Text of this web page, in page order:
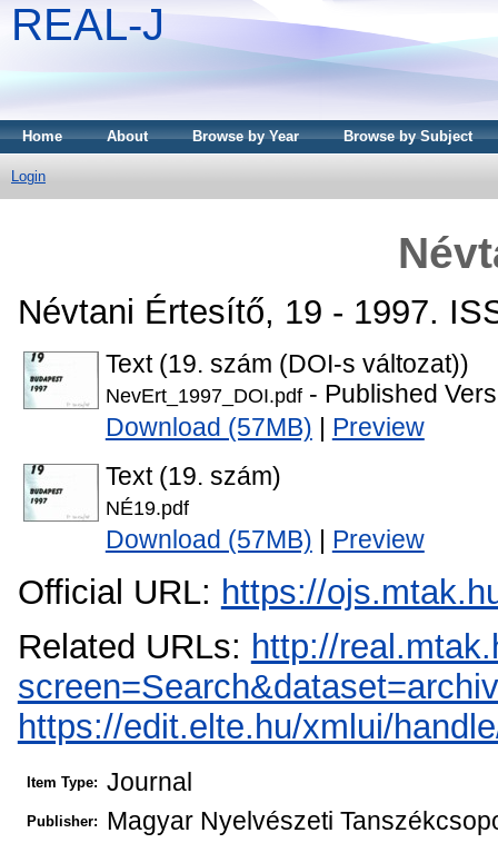
REAL-J
Home About Browse by Year Browse by Subject
Login
Névtani Értesítő, 19 - 1997.
Text (19. szám (DOI-s változat))
NevErt_1997_DOI.pdf- Published
Download (57MB)
Preview
Text (19. szám)
NÉ19.pdf
Download (57MB) Preview
Official URL: https://
Related URLs: http://
https://edit.elte.hu/xmlui/
Item Type: Journal
Publisher: Magyar Nyelvészeti